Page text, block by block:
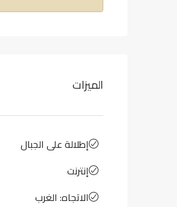
الميزات
إطلالة على الجبال
إنترنت
الاتجاه: الغرب